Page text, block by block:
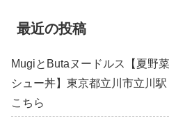
最近の投稿
MugiとButaヌードルス【夏野
シュー丼】東京都立川市立川
こちら